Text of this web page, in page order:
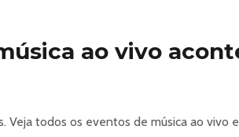
ao vivo
Veja todos os eventos de música ao vivo